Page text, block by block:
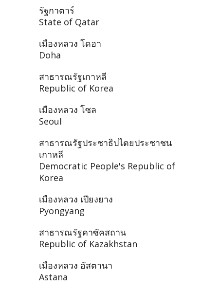
รัฐกาตาร์
State of Qatar
เมืองหลวง โดฮา
Doha
สาธารณรัฐเกาหลี
Republic of Korea
เมืองหลวง โซล
Seoul
สาธารณรัฐประชาธิปไตยประชาชน
เกาหลี
Democratic People's Republic of
Korea
เมืองหลวง เปียงยาง
Pyongyang
สาธารณรัฐคาซัคสถาน
Republic of Kazakhstan
เมืองหลวง อัสตานา
Astana